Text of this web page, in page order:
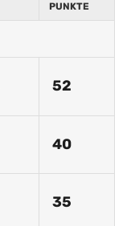
PUNKTE
52
40
35